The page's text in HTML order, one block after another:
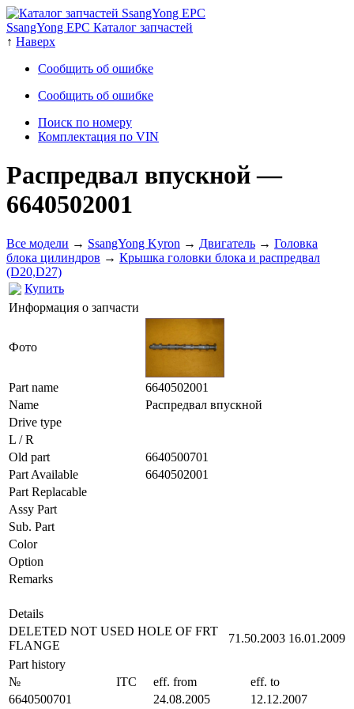
SsangYong EPC Каталог запчастей
↑ Наверх
Сообщить об ошибке
Сообщить об ошибке
Поиск по номеру
Комплектация по VIN
Распредвал впускной—
6640502001
Все модели → SsangYong Kyron → Двигатель → Головка
блока цилиндров → Крышка головки блока и распредвал
(D20,D27)
Купить
Информация о запчасти
Фото
Part name
6640502001
Name
Распредвал впускной
Drive type
L / R
Old part
6640500701
Part Available
6640502001
Part Replacable
Assy Part
Sub. Part
Color
Option
Remarks
Details
DELETED NOT USED HOLE OF FRT
FLANGE
71.50.2003 16.01.2009
Part history
№
ITC eff. from
eff. to
6640500701
24.08.2005 12.12.2007